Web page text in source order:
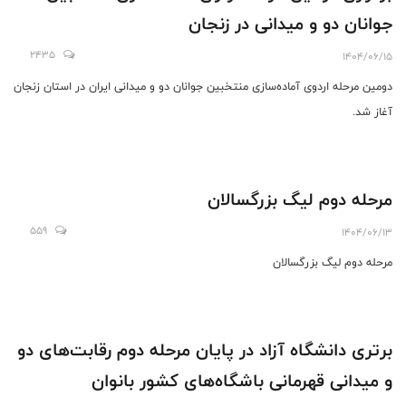
جوانان دو و میدانی در زنجان
1404/06/15
2435
دومین مرحله اردوی آماده‌سازی منتخبین جوانان دو و میدانی ایران در استان زنجان
آغاز شد.
مرحله دوم لیگ بزرگسالان
1404/06/13
559
مرحله دوم لیگ بزرگسالان
برتری دانشگاه آزاد در پایان مرحله دوم رقابت‌های دو
و میدانی قهرمانی باشگاه‌های کشور بانوان